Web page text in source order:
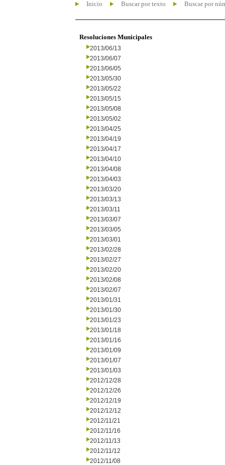
Inicio Buscar por texto Buscar por
Resoluciones Municipales
2013/06/13
2013/06/07
2013/06/05
2013/05/30
2013/05/22
2013/05/15
2013/05/08
2013/05/02
2013/04/25
2013/04/19
2013/04/17
2013/04/10
2013/04/08
2013/04/03
2013/03/20
2013/03/13
2013/03/11
2013/03/07
2013/03/05
2013/03/01
2013/02/28
2013/02/27
2013/02/20
2013/02/08
2013/02/07
2013/01/31
2013/01/30
2013/01/23
2013/01/18
2013/01/16
2013/01/09
2013/01/07
2013/01/03
2012/12/28
2012/12/26
2012/12/19
2012/12/12
2012/11/21
2012/11/16
2012/11/13
2012/11/12
2012/11/08